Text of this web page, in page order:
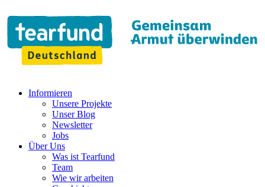
Informieren
Unsere Projekte
Unser Blog
Newsletter
Jobs
Über Uns
Was ist Tearfund
Team
Wie wir arbeiten